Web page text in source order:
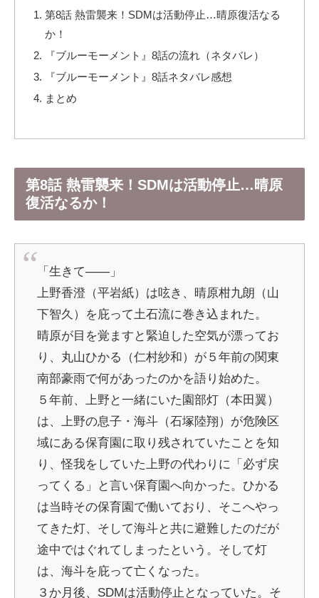
第8話 熱雷襲来！SDMは活動停止…晴原復活なる
か！
『ブルーモーメント』8話の流れ（ネタバレ）
『ブルーモーメント』8話ネタバレ感想
まとめ
第8話 熱雷襲来！SDMは活動停止…晴原
復活なるか！
「生きて――」
上野香澄（平岩紙）は呟き、晴原柑九朗（山
下智久）を庇って土石流に巻き込まれた。
晴原が目を覚ますと緊迫した空気が漂ってお
り、丸山ひかる（仁村紗和）が５年前の関東
南部豪雨で何があったのかを語り始めた。
５年前、上野と一緒にいた園部灯（本田翼）
は、上野の息子・海斗（石塚陸翔）が危険区
域にある保育園に取り残されていたことを知
り、怪我をしていた上野の代わりに「必ず戻
ってくる」と言い保育園へ向かった。ひかる
は当時その保育園で働いており、そこへやっ
てきた灯、そして海斗と共に避難したのだが
途中ではぐれてしまったという。そして灯
は、海斗を庇って亡くなった。
３か月後、SDMは活動停止となっていた。そ